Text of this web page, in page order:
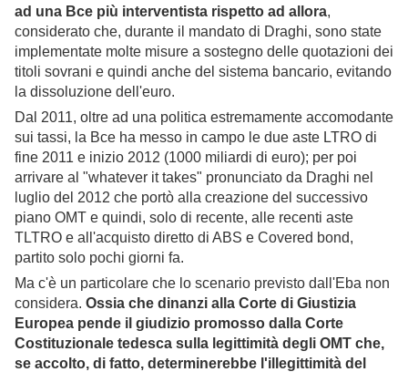
ad una Bce più interventista rispetto ad allora,
considerato che, durante il mandato di Draghi, sono state
implementate molte misure a sostegno delle quotazioni dei
titoli sovrani e quindi anche del sistema bancario, evitando
la dissoluzione dell'euro.
Dal 2011, oltre ad una politica estremamente accomodante
sui tassi, la Bce ha messo in campo le due aste LTRO di
fine 2011 e inizio 2012 (1000 miliardi di euro); per poi
arrivare al "whatever it takes" pronunciato da Draghi nel
luglio del 2012 che portò alla creazione del successivo
piano OMT e quindi, solo di recente, alle recenti aste
TLTRO e all'acquisto diretto di ABS e Covered bond,
partito solo pochi giorni fa.
Ma c'è un particolare che lo scenario previsto dall'Eba non
considera. Ossia che dinanzi alla Corte di Giustizia
Europea pende il giudizio promosso dalla Corte
Costituzionale tedesca sulla legittimità degli OMT che,
se accolto, di fatto, determinerebbe l'illegittimità del